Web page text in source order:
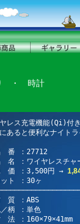
・ 時計
レス充電機能(Qi)付
あると便利なナイト
番 ：27712
：ワイヤレスチャ
価 ：3,500円 →
ト ：30ヶ
質 ：ABS
柄 ：単色
法 ：160×79×41mm